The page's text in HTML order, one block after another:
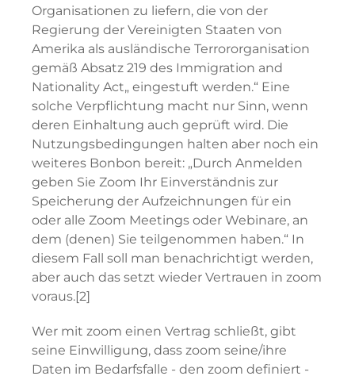
Organisationen zu liefern, die von der
Regierung der Vereinigten Staaten von
Amerika als ausländische Terrororganisation
gemäß Absatz 219 des Immigration and
Nationality Act„ eingestuft werden.“ Eine
solche Verpflichtung macht nur Sinn, wenn
deren Einhaltung auch geprüft wird. Die
Nutzungsbedingungen halten aber noch ein
weiteres Bonbon bereit: „Durch Anmelden
geben Sie Zoom Ihr Einverständnis zur
Speicherung der Aufzeichnungen für ein
oder alle Zoom Meetings oder Webinare, an
dem (denen) Sie teilgenommen haben.“ In
diesem Fall soll man benachrichtigt werden,
aber auch das setzt wieder Vertrauen in zoom
voraus.[2]
Wer mit zoom einen Vertrag schließt, gibt
seine Einwilligung, dass zoom seine/ihre
Daten im Bedarfsfalle - den zoom definiert -